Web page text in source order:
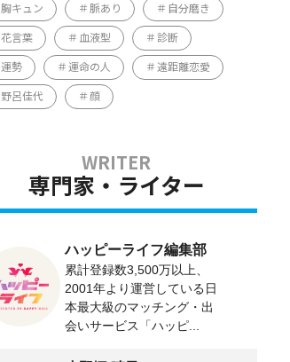
胸キュン 脈あり 自分磨き
花言葉 血液型 診断
運勢 運命の人 遠距離恋愛
野呂佳代 顔
専門家・ライター
ハッピーライフ編集部
累計登録数3,500万以上、
2001年より運営している日
本最大級のマッチング・出
会いサービス「ハッピ...